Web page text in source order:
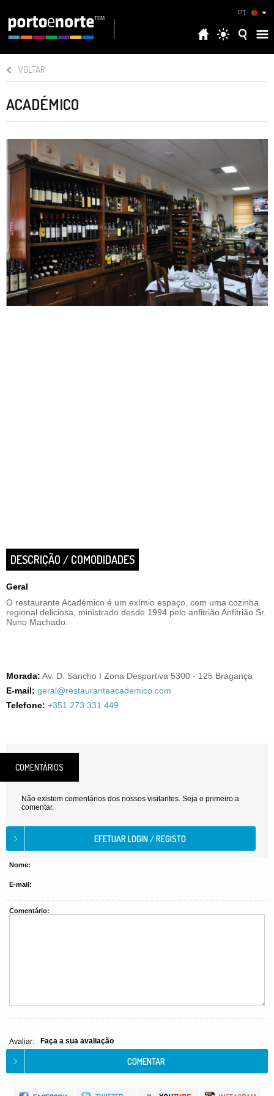
PT
VOLTAR
ACADÉMICO
DESCRIÇÃO / COMODIDADES
Geral
O restaurante Académico é um exímio espaço, com uma cozinha
regional deliciosa, ministrado desde 1994 pelo anfitrião Anfitrião Sr.
Nuno Machado.
Morada: Av. D. Sancho I Zona Desportiva 5300 - 125 Bragança
E-mail: geral@restauranteacademico.com
Telefone: +351 273 331 449
COMENTÁRIOS
Não existem comentários dos nossos visitantes. Seja o primeiro a
comentar.
Nome:
E-mail:
Comentário:
Avaliar: Faça a sua avaliação